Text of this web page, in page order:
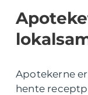
Apotekerne
hente